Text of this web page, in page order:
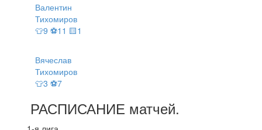
Валентин
Тихомиров
👕9 ⚽11 🟨1
Вячеслав
Тихомиров
👕3 ⚽7
РАСПИСАНИЕ матчей.